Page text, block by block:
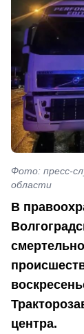
Фото: пресс-
области
В
центра.